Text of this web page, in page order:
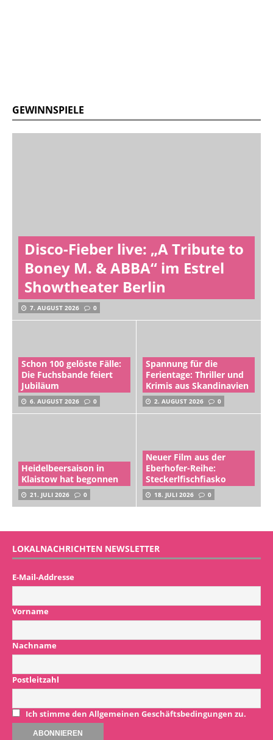
GEWINNSPIELE
Disco-Fieber live: „A Tribute to
Boney M. & ABBA“ im Estrel
Showtheater Berlin
7. AUGUST 2026 0
Schon 100 gelöste Fälle:
Die Fuchsbande feiert
Jubiläum
6. AUGUST 2026 0
Spannung für die
Ferientage: Thriller und
Krimis aus Skandinavien
2. AUGUST 2026 0
Heidelbeersaison in
Klaistow hat begonnen
21. JULI 2026 0
Neuer Film aus der
Eberhofer-Reihe:
Steckerlfischfiasko
18. JULI 2026 0
LOKALNACHRICHTEN NEWSLETTER
E-Mail-Addresse
Vorname
Nachname
Postleitzahl
Ich stimme den Allgemeinen Geschäftsbedingungen zu.